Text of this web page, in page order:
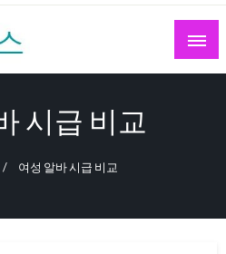
시급 비교
여성 알바 시급 비교